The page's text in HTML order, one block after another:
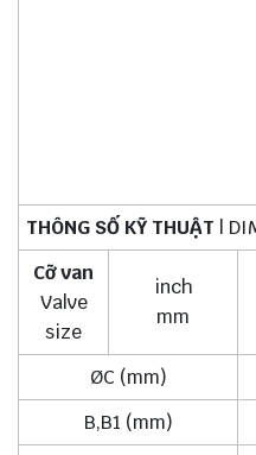
THÔNG SỐ KỸ THUẬT
|
Cỡ van
Valve
size
inch
mm
ØC (mm)
B,B1 (mm)